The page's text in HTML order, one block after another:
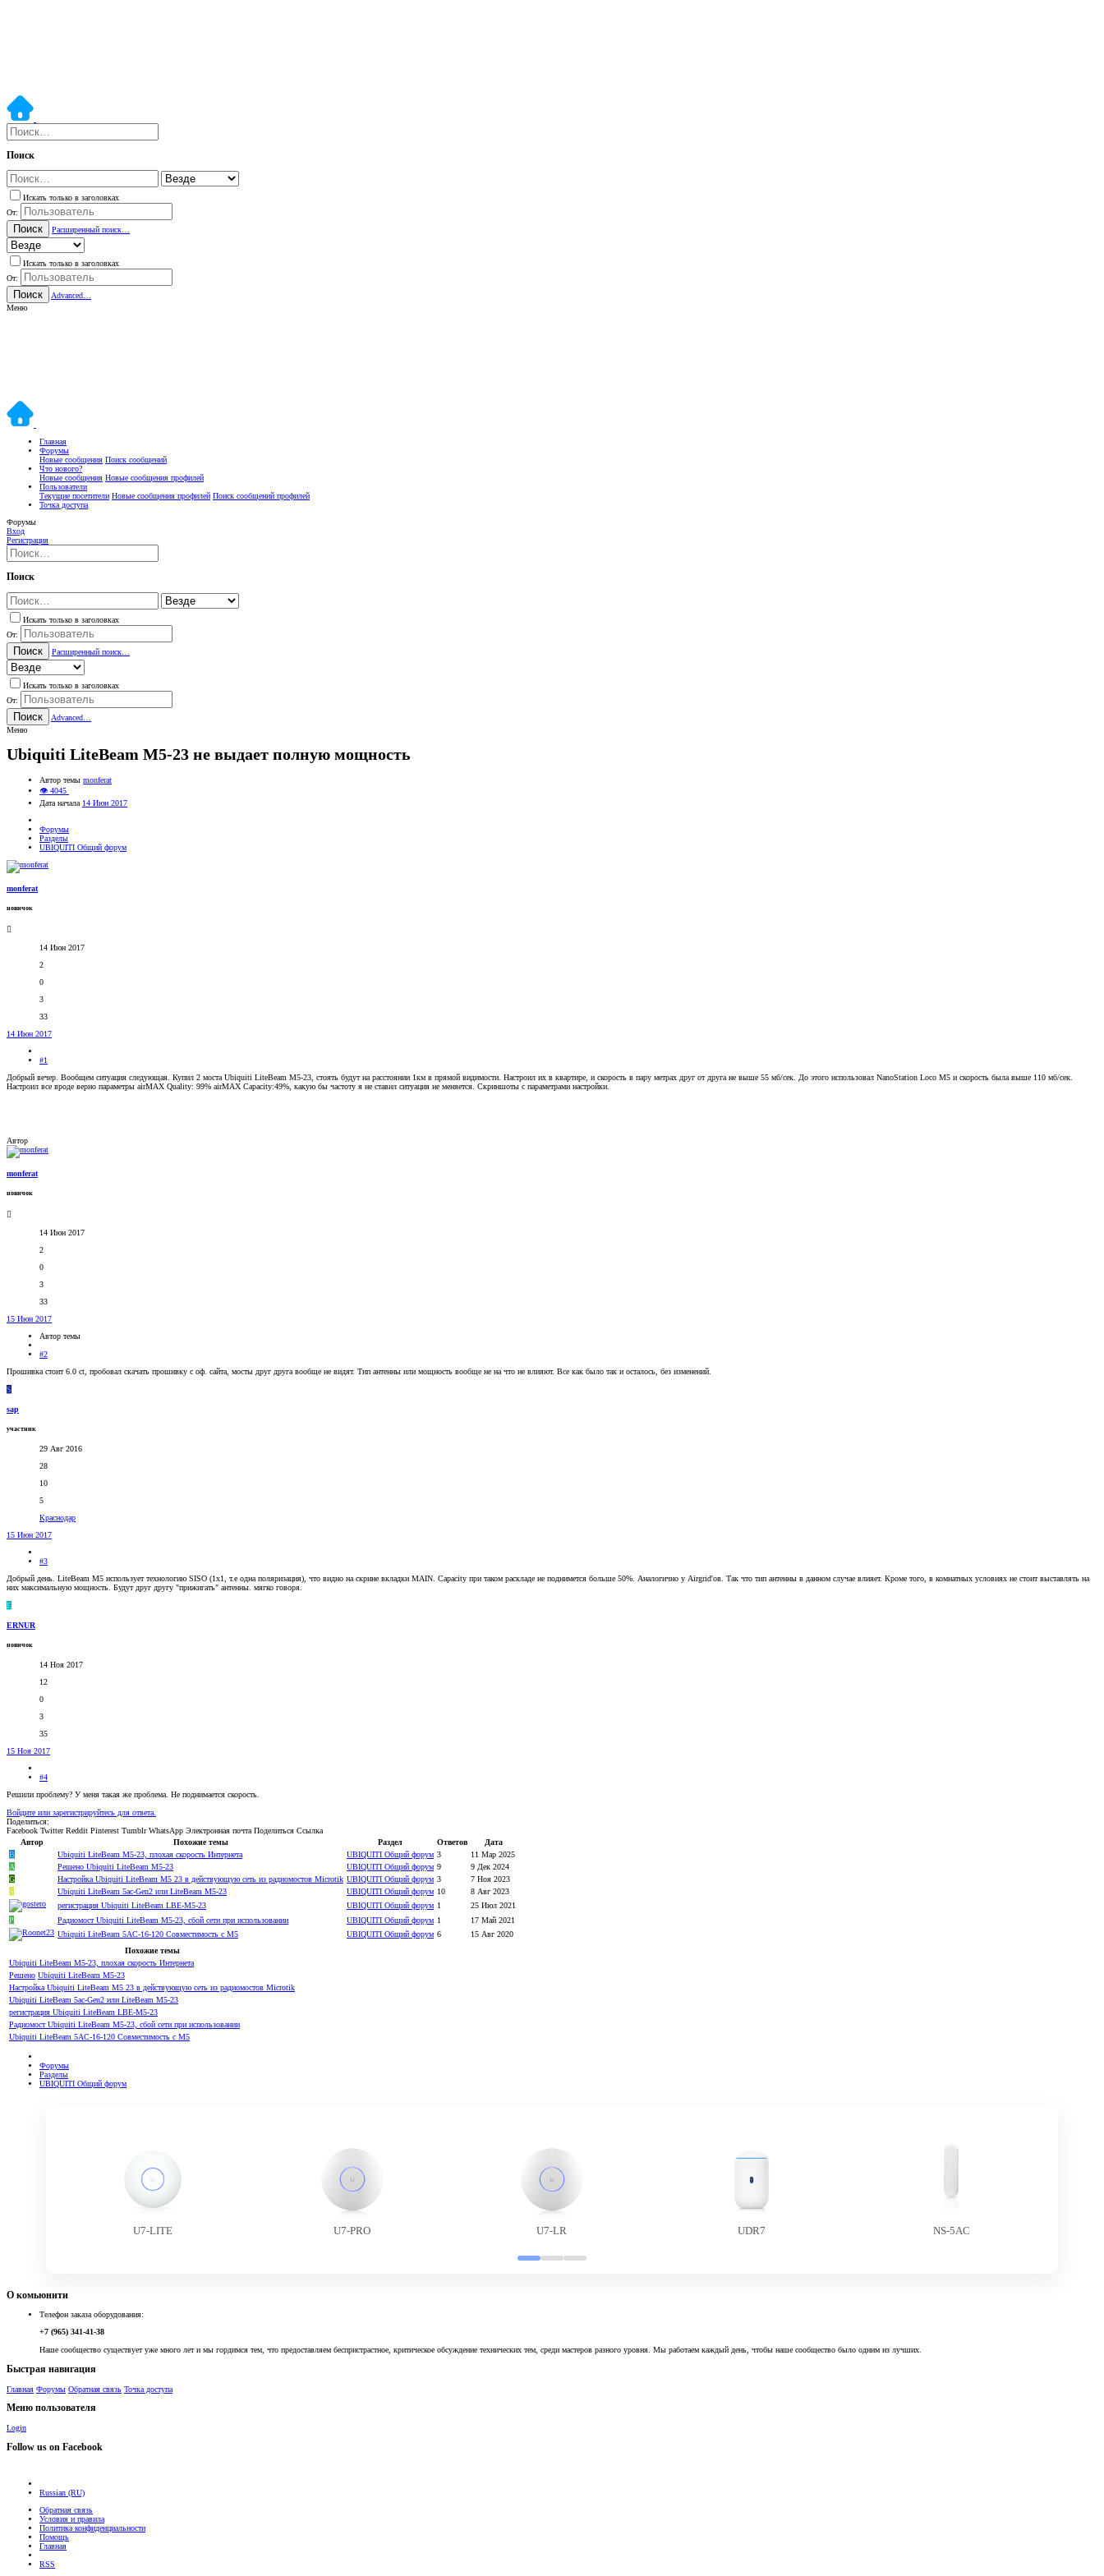
Поиск
Искать только в заголовках
От:
Поиск Расширенный поиск…
Искать только в заголовках
От:
Поиск
Advanced…
Меню
Главная
Форумы
Новые сообщения Поиск сообщений
Что нового?
Новые сообщения Новые сообщения профилей
Пользователи
Текущие посетители Новые сообщения профилей Поиск сообщений профилей
Точка доступа
Форумы
Вход
Регистрация
Поиск
Искать только в заголовках
От:
Поиск Расширенный поиск…
Искать только в заголовках
От:
Поиск
Advanced…
Меню
Ubiquiti LiteBeam M5-23 не выдает полную мощность
Автор темы monferat
👁 4045
Дата начала 14 Июн 2017
Форумы
Разделы
UBIQUITI Общий форум
monferat
новичок
14 Июн 2017
2
0
3
33
14 Июн 2017
#1
Добрый вечер. Вообщем ситуация следующая. Купил 2 моста Ubiquiti LiteBeam M5-23, стоять будут на расстоянии 1км в прямой видимости. Настроил их в квартире, и скорость в пару метрах друг от друга не выше 55 мб/сек. До этого использовал NanoStation Loco M5 и скорость была выше 110 мб/сек.
Настроил все вроде верно параметры airMAX Quality: 99% airMAX Capacity:49%, какую бы частоту я не ставил ситуация не меняется. Скриншоты с параметрами настройки.
Автор
monferat
новичок
14 Июн 2017
2
0
3
33
15 Июн 2017
Автор темы
#2
Прошивка стоит 6.0 ct, пробовал скачать прошивку с оф. сайта, мосты друг друга вообще не видят. Тип антенны или мощность вообще не на что не влияют. Все как было так и осталось, без изменений.
S
sap
участник
29 Авг 2016
28
10
5
Краснодар
15 Июн 2017
#3
Добрый день. LiteBeam M5 использует технологию SISO (1x1, т.е одна поляризация), что видно на скрине вкладки MAIN. Capacity при таком раскладе не поднимется больше 50%. Аналогично у Airgrid'ов. Так что тип антенны в данном случае влияет. Кроме того, в комнатных условиях не стоит выставлять на
них максимальную мощность. Будут друг другу "прижигать" антенны. мягко говоря.
E
ERNUR
новичок
14 Ноя 2017
12
0
3
35
15 Ноя 2017
#4
Решили проблему? У меня такая же проблема. Не поднимается скорость.
Войдите или зарегистрируйтесь для ответа.
Поделиться:
Facebook Twitter Reddit Pinterest Tumblr WhatsApp Электронная почта Поделиться Ссылка
Автор
Похожие темы Раздел Ответов
Дата
B
Ubiquiti LiteBeam M5-23, плохая скорость Интернета UBIQUITI Общий форум 3
11 Мар 2025
A
Решено Ubiquiti LiteBeam M5-23 UBIQUITI Общий форум 9
9 Дек 2024
G
Настройка Ubiquiti LiteBeam M5 23 в действующую сеть из радиомостов Microtik UBIQUITI Общий форум 3
7 Ноя 2023
S
Ubiquiti LiteBeam 5ac-Gen2 или LiteBeam M5-23 UBIQUITI Общий форум 10
8 Авг 2023
регистрация Ubiquiti LiteBeam LBE-M5-23
UBIQUITI Общий форум 1
25 Июл 2021
P
Радиомост Ubiquiti LiteBeam M5-23, сбой сети при использовании UBIQUITI Общий форум 1
17 Май 2021
Ubiquiti LiteBeam 5AC-16-120 Совместимость с M5
UBIQUITI Общий форум 6
15 Авг 2020
Похожие темы
Ubiquiti LiteBeam M5-23, плохая скорость Интернета
Решено Ubiquiti LiteBeam M5-23
Настройка Ubiquiti LiteBeam M5 23 в действующую сеть из радиомостов Microtik
Ubiquiti LiteBeam 5ac-Gen2 или LiteBeam M5-23
регистрация Ubiquiti LiteBeam LBE-M5-23
Радиомост Ubiquiti LiteBeam M5-23, сбой сети при использовании
Ubiquiti LiteBeam 5AC-16-120 Совместимость с M5
Форумы
Разделы
UBIQUITI Общий форум
U7-LITE U7-PRO U7-LR UDR7 NS-5AC
О комьюнити
Телефон заказа оборудования:
+7 (965) 341-41-38
Наше сообщество существует уже много лет и мы гордимся тем, что предоставляем беспристрастное, критическое обсуждение технических тем, среди мастеров разного уровня. Мы работаем каждый день, чтобы наше сообщество было одним из лучших.
Быстрая навигация
Главная Форумы Обратная связь Точка доступа
Меню пользователя
Login
Follow us on Facebook
Russian (RU)
Обратная связь
Условия и правила
Политика конфиденциальности
Помощь
Главная
RSS